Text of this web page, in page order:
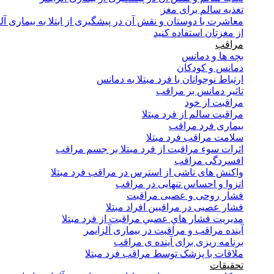
تغذیه سالم برای مغز
معاشرت با دوستان و نقش آن در پیشگیری از ابتلا به بیماری
از مغزتان استفاده کنید
مراقب
بچه ها و دمانس
دمانس و کودکان
ارتباط نوجوانان با فرد مبتلا به دمانس
تاثیر دمانس بر مراقب
مراقبت از خود
مراقبت سالم از فرد مبتلا
بیماری فرد مراقب
سلامت مراقب فرد مبتلا
اثرات سوء مراقبت از فرد مبتلا بر جسم مراقب
افسردگی مراقب
واکنش های ناشی از استرس در مراقب فرد مبتلا
انزوا و احساس تنهایی در مراقب
فشار روحی و عصبی مراقبت
فشار عصبی در مراقبین افراد مبتلا
مدیریت فشار هاي عصبي مراقبت از فرد مبتلا
آینده مراقب و مراقبت در بیماری آلزایمر
برنامه ریزی برای آینده ی مراقب
ملاقات با پزشک توسط مراقب فرد مبتلا
تحقیقات